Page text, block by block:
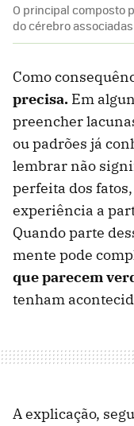
O principal composto
do cérebro
Como
precisa. Em
preencher
ou padrões já
lembrar não
perfeita dos
experiência a
Quando parte
mente pode
que parecem
tenham
A explicação,